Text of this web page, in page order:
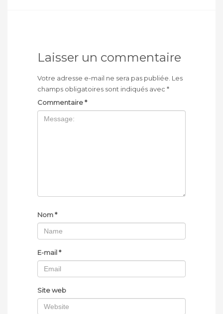
Laisser un commentaire
Votre adresse e-mail ne sera pas publiée. Les
champs obligatoires sont indiqués avec *
Commentaire*
Nom*
E-mail*
Site web